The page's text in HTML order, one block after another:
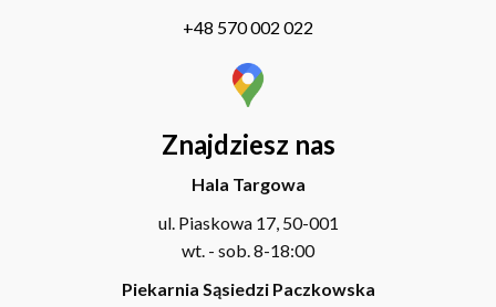
+48 570 002 022
Znajdziesz nas
Hala Targowa
ul. Piaskowa 17, 50-001
wt. - sob. 8-18:00
Piekarnia Sąsiedzi Paczkowska